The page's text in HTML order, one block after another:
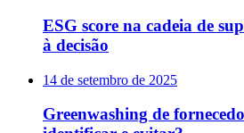
ESG score na cadeia de
à decisão
14 de setembro de 2025
Greenwashing de